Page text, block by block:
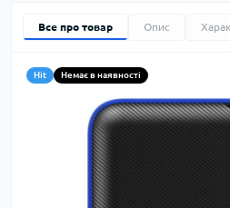
Все про товар Опис
Hit Немає в наявності